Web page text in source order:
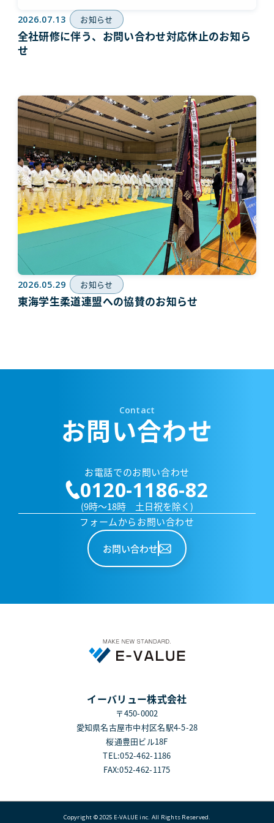
2026.07.13 お知らせ
全社研修に伴う、お問い合わせ対応休止のお知ら
せ
2026.05.29 お知らせ
東海学生柔道連盟への協賛のお知らせ
Contact
お問い合わせ
お電話でのお問い合わせ
0120-1186-82
(9時～18時 土日祝を除く)
フォームからお問い合わせ
お問い合わせ
イーバリュー株式会社
〒450-0002
愛知県名古屋市中村区名駅4-5-28
桜通豊田ビル18F
TEL:052-462-1186
FAX:052-462-1175
Copyright © 2025 E-VALUE inc. All Rights Reserved.